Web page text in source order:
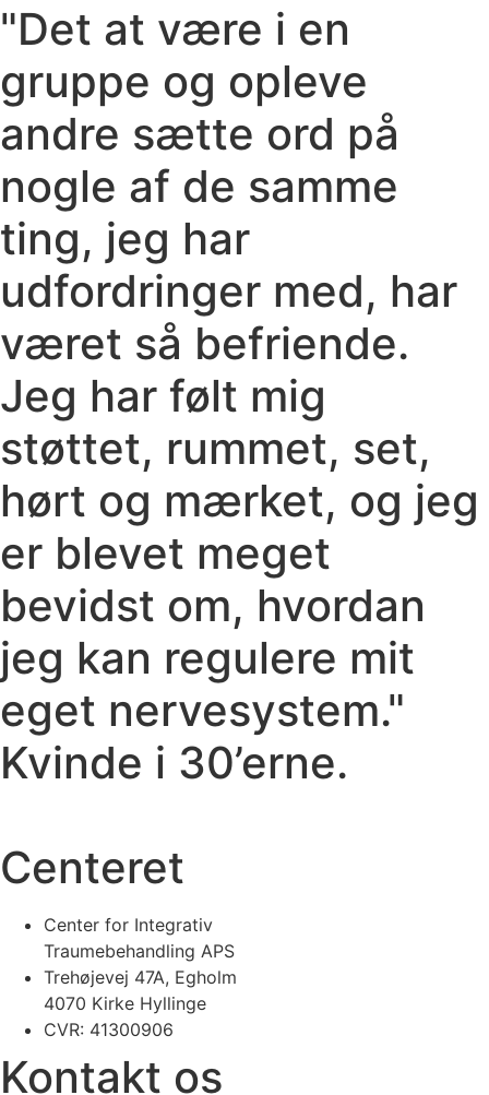
"Det at være i en
gruppe og opleve
andre sætte ord på
nogle af de samme
ting, jeg har
udfordringer med, har
været så befriende.
Jeg har følt mig
støttet, rummet, set,
hørt og mærket, og jeg
er blevet meget
bevidst om, hvordan
jeg kan regulere mit
eget nervesystem."
Kvinde i 30’erne.
Centeret
Center for Integrativ
Traumebehandling APS
Trehøjevej 47A, Egholm
4070 Kirke Hyllinge
CVR: 41300906
Kontakt os